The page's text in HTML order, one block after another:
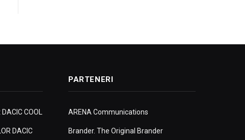
DACIC COOL
DACIC
PARTENERI
ARENA Communications
Brander. The Original Brander